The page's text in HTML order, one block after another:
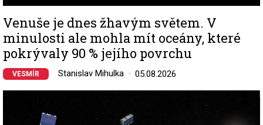
Venuše je dnes žhavým světem. V
minulosti ale mohla mít oceány, které
pokrývaly 90 % jejího povrchu
VESMÍR Stanislav Mihulka 05.08.2026